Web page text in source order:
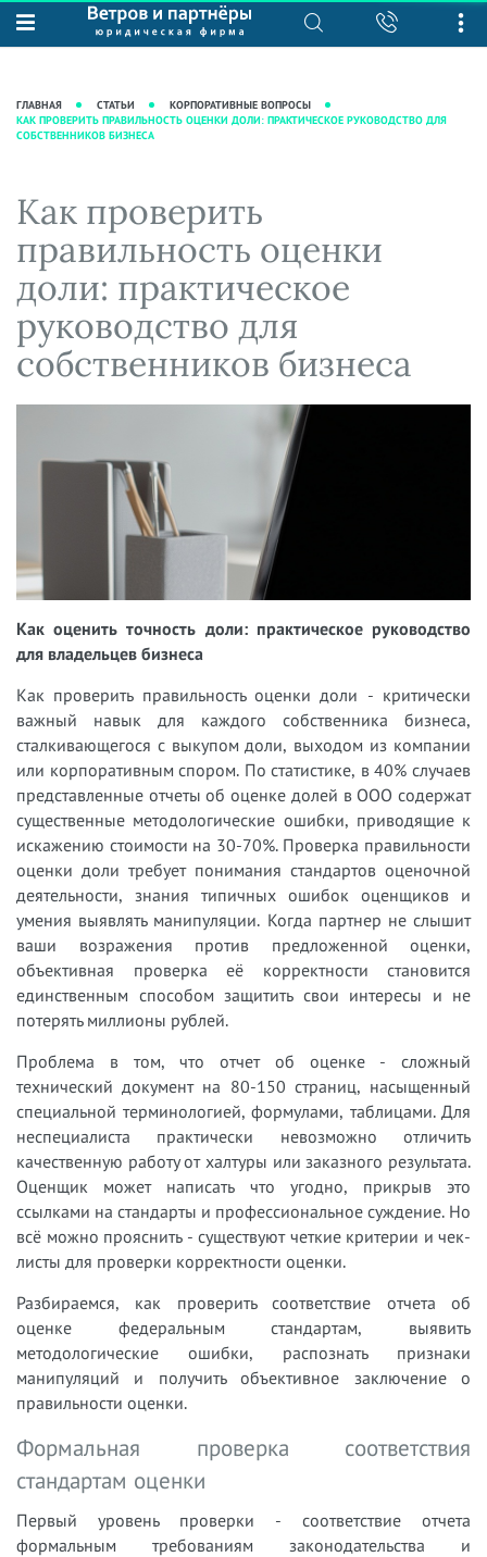
О нас
Рекомендации
Преимущества юридической
фирмы
Кейсы
Вакансии
Юридические услуги
Интеллектуальная собственность
Налоговая практика
Сопровождение бизнеса
Ведение уголовных дел
Защита активов
Ведение дел о банкротстве
База знаний
практики"
Аудиоподкасты
Видеоподкасты
Справочная
Вопросы-ответы
Вебинары и семинары
ГЛАВНАЯ СТАТЬИ
КОРПОРАТИВНЫЕ ВОПРОСЫ
КАК ПРОВЕРИТЬ ПРАВИЛЬНОСТЬ ОЦЕНКИ ДОЛИ: ПРАКТИЧЕСКОЕ РУКОВОДСТВО ДЛЯ
СОБСТВЕННИКОВ БИЗНЕСА
Как проверить
правильность оценки
доли: практическое
руководство для
собственников бизнеса
Как оценить точность доли: практическое руководство
для владельцев бизнеса
Как проверить правильность оценки доли - критически
важный навык для каждого собственника бизнеса,
сталкивающегося с выкупом доли, выходом из компании
или корпоративным спором. По статистике, в 40% случаев
представленные отчеты об оценке долей в ООО содержат
существенные методологические ошибки, приводящие к
искажению стоимости на 30-70%. Проверка правильности
оценки доли требует понимания стандартов оценочной
деятельности, знания типичных ошибок оценщиков и
умения выявлять манипуляции. Когда партнер не слышит
ваши возражения против предложенной оценки,
объективная проверка её корректности становится
единственным способом защитить свои интересы и не
потерять миллионы рублей.
Проблема в том, что отчет об оценке - сложный
технический документ на 80-150 страниц, насыщенный
специальной терминологией, формулами, таблицами. Для
неспециалиста практически невозможно отличить
качественную работу от халтуры или заказного результата.
Оценщик может написать что угодно, прикрыв это
ссылками на стандарты и профессиональное суждение. Но
всё можно прояснить - существуют четкие критерии и чек-
листы для проверки корректности оценки.
Разбираемся, как проверить соответствие отчета об
оценке федеральным стандартам, выявить
методологические ошибки, распознать признаки
манипуляций и получить объективное заключение о
правильности оценки.
Формальная проверка соответствия
стандартам оценки
Первый уровень проверки - соответствие отчета
формальным требованиям законодательства и